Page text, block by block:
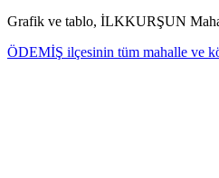
Grafik ve tablo, İLKKURŞUN
ÖDEMİŞ ilçesinin tüm mahalle ve